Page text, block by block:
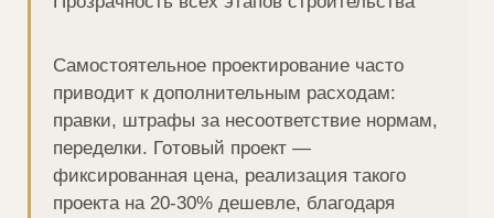
вы получаете — готовое решение!
Дома на продажу
Готовые дома с участком в
наших посёлках